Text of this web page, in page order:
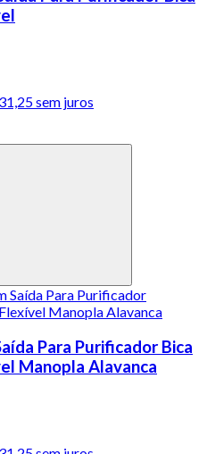
sem juros
Para Purificador Bica
Manopla Alavanca